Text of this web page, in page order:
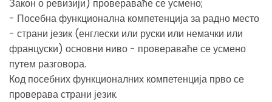
Закон о ревизији) провераваће се усмено;
- Посебна функционална компетенција за радно место
- страни језик (енглески или руски или немачки или
француски) основни ниво - провераваће се усмено
путем разговора.
Код посебних функционалних компетенција прво се
проверава страни језик.